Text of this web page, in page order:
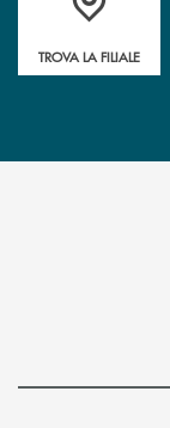
TROVA LA FILIALE